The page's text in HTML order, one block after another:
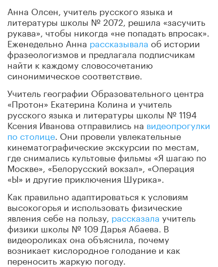
Анна Олсен, учитель русского языка и
литературы школы № 2072, решила «засучить
рукава», чтобы никогда «не попадать впросак».
Еженедельно Анна рассказывала об истории
фразеологизмов и предлагала подписчикам
найти к каждому словосочетанию
синонимическое соответствие.
Учитель географии Образовательного центра
«Протон» Екатерина Колина и учитель
русского языка и литературы школы № 1194
Ксения Иванова отправились на видеопрогулки
по столице . Они провели увлекательные
кинематографические экскурсии по местам,
где снимались культовые фильмы «Я шагаю по
Москве», «Белорусский вокзал», «Операция
«Ы» и другие приключения Шурика».
Как правильно адаптироваться к условиям
высокогорья и использовать физические
явления себе на пользу, рассказала учитель
физики школы № 109 Дарья Абаева. В
видеороликах она объяснила, почему
возникает кислородное голодание и как
переносить жаркую погоду.